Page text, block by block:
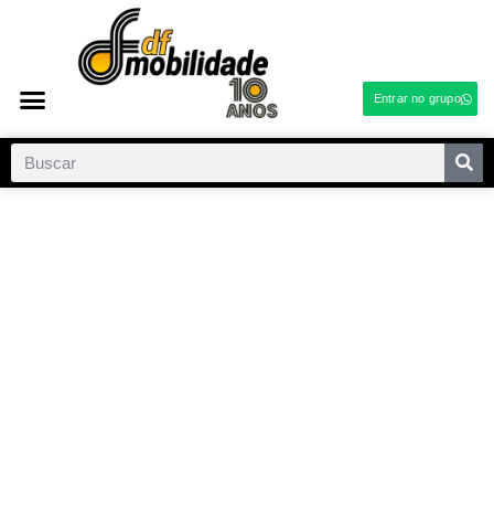
Entrar no grupo